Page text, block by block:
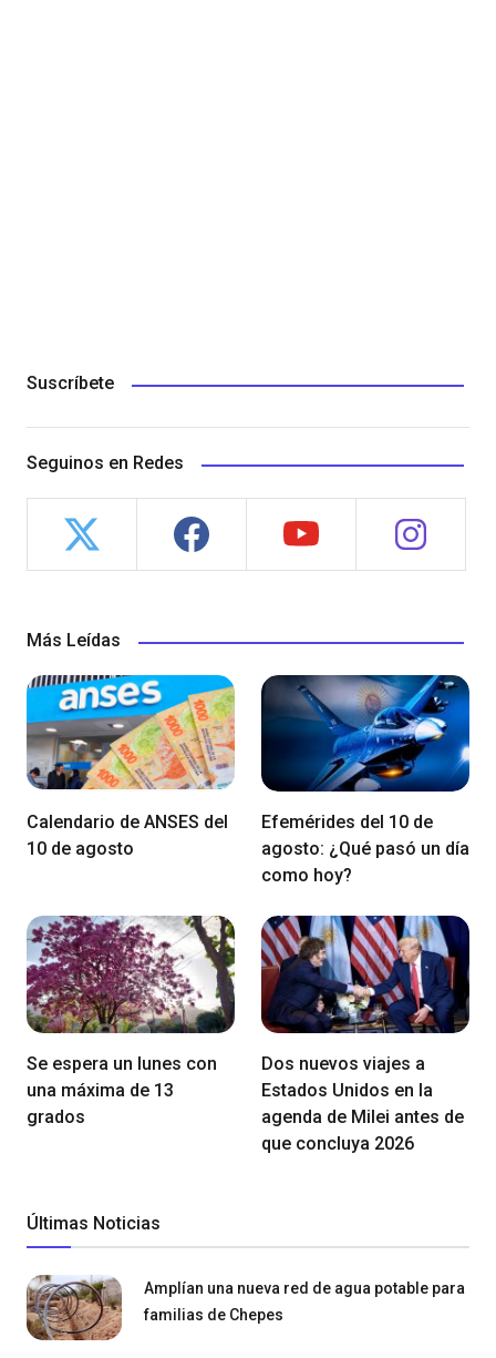
Suscríbete
Seguinos en Redes
Más Leídas
Calendario de ANSES del
10 de agosto
Efemérides del 10 de
agosto: ¿Qué pasó un día
como hoy?
Se espera un lunes con
una máxima de 13
grados
Dos nuevos viajes a
Estados Unidos en la
agenda de Milei antes de
que concluya 2026
Últimas Noticias
Amplían una nueva red de agua potable para
familias de Chepes